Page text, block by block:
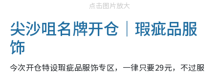
点击图片放大
尖沙咀名牌开仓｜瑕疵品服
饰
今次开仓特设瑕疵品服饰专区，一律只要29元，不过服